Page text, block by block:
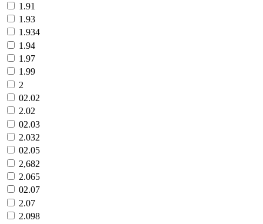
1.91
1.93
1.934
1.94
1.97
1.99
2
02.02
2.02
02.03
2.032
02.05
2,682
2.065
02.07
2.07
2.098